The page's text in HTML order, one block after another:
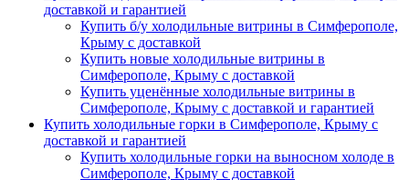
доставкой и гарантией
Купить б/у холодильные витрины в Симферополе,
Крыму с доставкой
Купить новые холодильные витрины в
Симферополе, Крыму с доставкой
Купить уценённые холодильные витрины в
Симферополе, Крыму с доставкой и гарантией
Купить холодильные горки в Симферополе, Крыму с
доставкой и гарантией
Купить холодильные горки на выносном холоде в
Симферополе, Крыму с доставкой